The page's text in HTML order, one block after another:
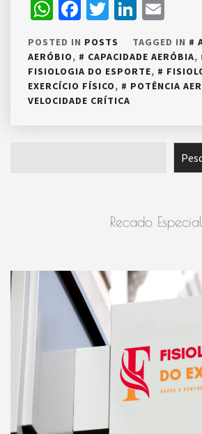
WhatsApp
Facebook
Twitter
POSTED IN POSTS TAGGED IN
AERÓBIO, CAPACIDADE AERÓBIA,
FISIOLOGIA DO ESPORTE,
EXERCÍCIO FÍSICO, POTÊNCIA
VELOCIDADE CRÍTICA
Recado Especial